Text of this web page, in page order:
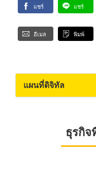
แชร์ แชร์
อีเมล พิมพ์
แผนที่ดิจิทัล
ธุรกิ